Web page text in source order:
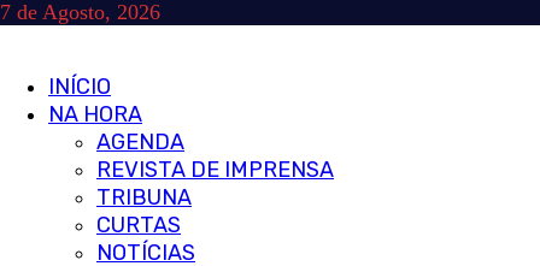
Skip
7 de Agosto, 2026
Primary
Menu
INÍCIO
NA HORA
AGENDA
REVISTA DE IMPRENSA
TRIBUNA
CURTAS
NOTÍCIAS